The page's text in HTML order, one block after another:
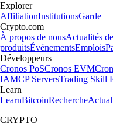
Explorer
AffiliationInstitutionsGarde
Crypto.com
À propos de nousActualités
produitsÉvénementsEmplois
Développeurs
Cronos PoSCronos EVM
IAMCP ServersTrading Skill
Learn
LearnBitcoinRecherche
CRYPTO